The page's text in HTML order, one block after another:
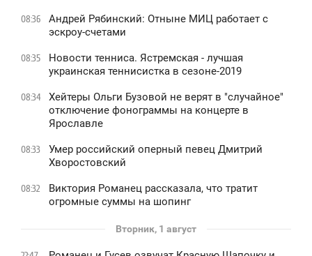
08:36
Андрей Рябинский: Отныне МИЦ работает с
эскроу-счетами
08:35
Новости тенниса. Ястремская - лучшая
украинская теннисистка в сезоне-2019
08:34
Хейтеры Ольги Бузовой не верят в "случайное"
отключение фонограммы на концерте в
Ярославле
08:33
Умер российский оперный певец Дмитрий
Хворостовский
08:32
Виктория Романец рассказала, что тратит
огромные суммы на шопинг
Вторник, 1 август